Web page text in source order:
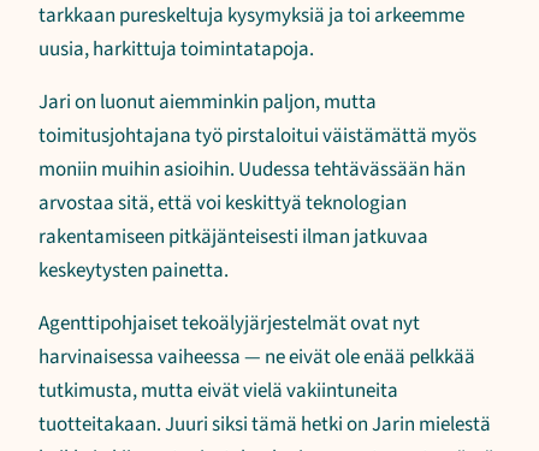
tarkkaan pureskeltuja kysymyksiä ja toi arkeemme
uusia, harkittuja toimintatapoja.
Jari on luonut aiemminkin paljon, mutta
toimitusjohtajana työ pirstaloitui väistämättä myös
moniin muihin asioihin. Uudessa tehtävässään hän
arvostaa sitä, että voi keskittyä teknologian
rakentamiseen pitkäjänteisesti ilman jatkuvaa
keskeytysten painetta.
Agenttipohjaiset tekoälyjärjestelmät ovat nyt
harvinaisessa vaiheessa — ne eivät ole enää pelkkää
tutkimusta, mutta eivät vielä vakiintuneita
tuotteitakaan. Juuri siksi tämä hetki on Jarin mielestä